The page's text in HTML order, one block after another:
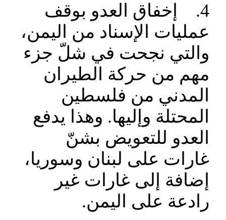
4. إخفاق العدو بوقف
عمليات الإسناد من اليمن،
والتي نجحت في شلّ جزء
مهم من حركة الطيران
المدني من فلسطين
المحتلة وإليها. وهذا يدفع
العدو للتعويض بشنّ
غارات على لبنان وسوريا،
إضافة إلى غارات غير
رادعة على اليمن.